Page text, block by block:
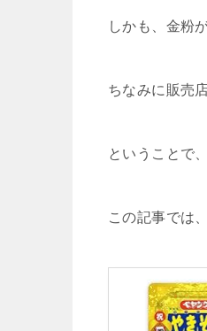
しかも、金粉
ちなみに販売
ということで
この記事では、